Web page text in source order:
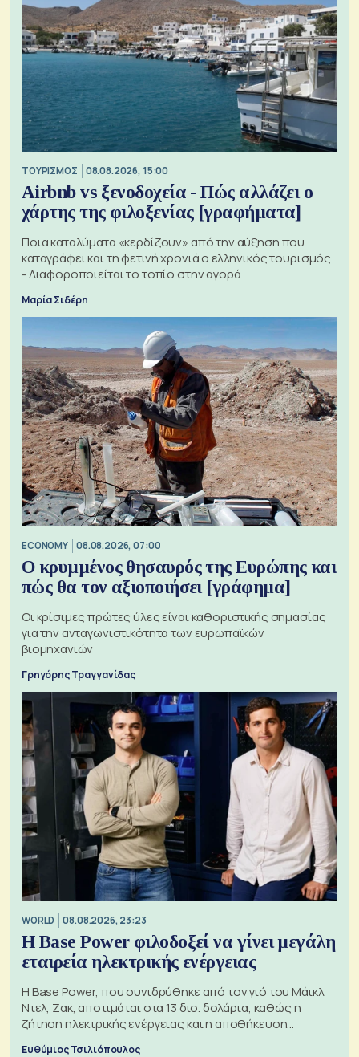
ΤΟΥΡΙΣΜΟΣ 08.08.2026, 15:00
Airbnb vs ξενοδοχεία - Πώς αλλάζει ο
χάρτης της φιλοξενίας [γραφήματα]
Ποια καταλύματα «κερδίζουν» από την αύξηση που
καταγράφει και τη φετινή χρονιά ο ελληνικός τουρισμός
- Διαφοροποιείται το τοπίο στην αγορά
Μαρία Σιδέρη
ECONOMY 08.08.2026, 07:00
Ο κρυμμένος θησαυρός της Ευρώπης και
πώς θα τον αξιοποιήσει [γράφημα]
Οι κρίσιμες πρώτες ύλες είναι καθοριστικής σημασίας
για την ανταγωνιστικότητα των ευρωπαϊκών
βιομηχανιών
Γρηγόρης Τραγγανίδας
WORLD 08.08.2026, 23:23
Η Base Power φιλοδοξεί να γίνει μεγάλη
εταιρεία ηλεκτρικής ενέργειας
Η Base Power, που συνιδρύθηκε από τον γιό του Μάικλ
Ντελ, Ζακ, αποτιμάται στα 13 δισ. δολάρια, καθώς η
ζήτηση ηλεκτρικής ενέργειας και η αποθήκευση
Ευθύμιος Τσιλιόπουλος